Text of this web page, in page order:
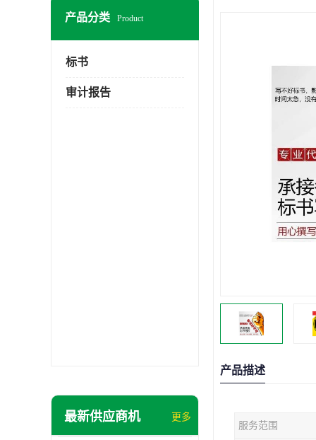
产品分类 Product
标书
审计报告
最新供应商机 更多
产品描述
服务范围